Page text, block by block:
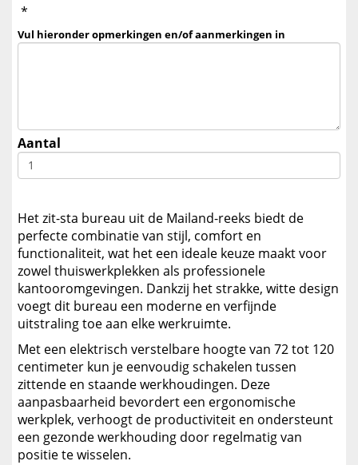
*
Vul hieronder opmerkingen en/of aanmerkingen in
Aantal
Het zit-sta bureau uit de Mailand-reeks biedt de
perfecte combinatie van stijl, comfort en
functionaliteit, wat het een ideale keuze maakt voor
zowel thuiswerkplekken als professionele
kantooromgevingen. Dankzij het strakke, witte design
voegt dit bureau een moderne en verfijnde
uitstraling toe aan elke werkruimte.
Met een elektrisch verstelbare hoogte van 72 tot 120
centimeter kun je eenvoudig schakelen tussen
zittende en staande werkhoudingen. Deze
aanpasbaarheid bevordert een ergonomische
werkplek, verhoogt de productiviteit en ondersteunt
een gezonde werkhouding door regelmatig van
positie te wisselen.